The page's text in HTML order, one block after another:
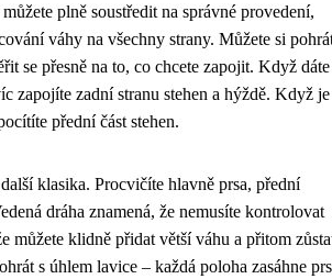
plně soustředit na správné provedení,
váhy na všechny strany. Můžete si
se přesně na to, co chcete zapojit. Když dáte
zapojíte zadní stranu stehen a hýždě. Když je
přední část stehen.
klasika. Procvičíte hlavně prsa, přední
dráha znamená, že nemusíte kontrolovat
můžete klidně přidat větší váhu a přitom
s úhlem lavice – každá poloha zasáhne